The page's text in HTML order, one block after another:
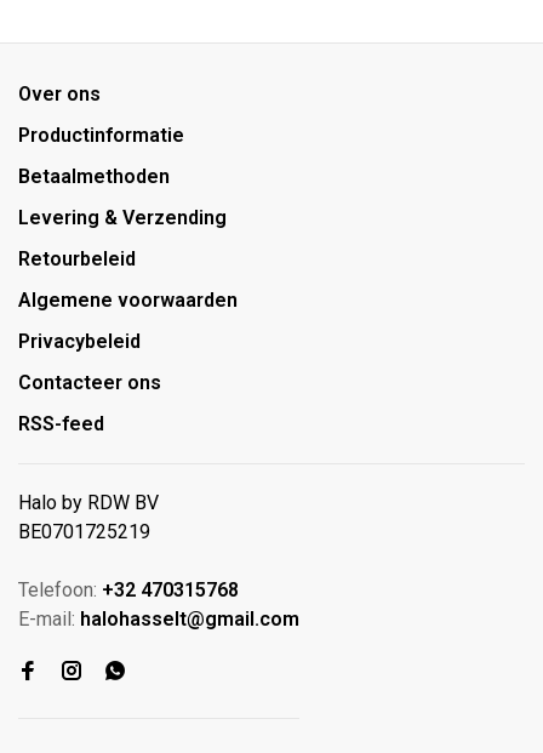
Over ons
Productinformatie
Betaalmethoden
Levering & Verzending
Retourbeleid
Algemene voorwaarden
Privacybeleid
Contacteer ons
RSS-feed
Halo by RDW BV
BE0701725219
Telefoon: +32 470315768
E-mail: halohasselt@gmail.com